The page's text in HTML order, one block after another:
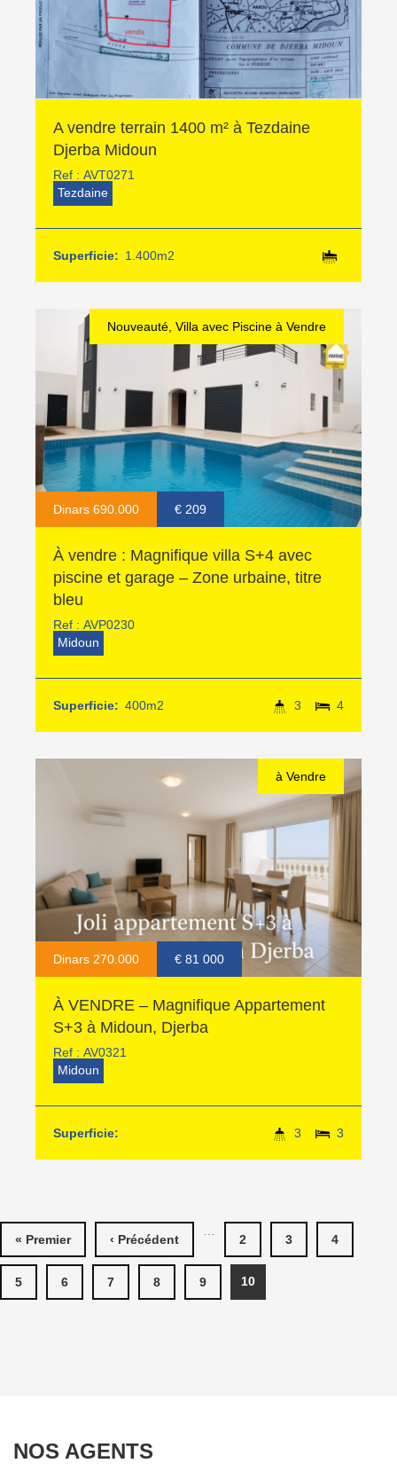
A vendre terrain 1400 m² à Tezdaine
Djerba Midoun
Ref : AVT0271
Tezdaine
Superficie: 1.400m2
Nouveauté, Villa avec Piscine à Vendre
Dinars 690.000 € 209
À vendre : Magnifique villa S+4 avec
piscine et garage – Zone urbaine, titre
bleu
Ref : AVP0230
Midoun
Superficie: 400m2 4
3
à Vendre
Dinars 270.000 € 81 000
À VENDRE – Magnifique Appartement
S+3 à Midoun, Djerba
Ref : AV0321
Midoun
Superficie: 3
3
« Premier ‹ Précédent 2 3 4
5 6 7 8 9 10
NOS AGENTS